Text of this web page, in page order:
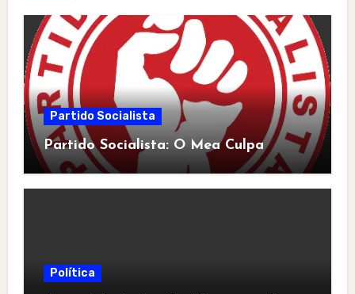
Partido Socialista
Partido Socialista: O Mea Culpa
Política